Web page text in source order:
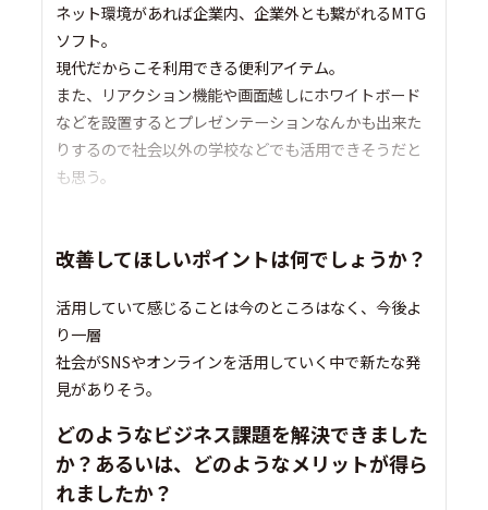
ネット環境があれば企業内、企業外とも繋がれるMTG
ソフト。
現代だからこそ利用できる便利アイテム。
また、リアクション機能や画面越しにホワイトボード
などを設置するとプレゼンテーションなんかも出来た
りするので社会以外の学校などでも活用できそうだと
も思う。
改善してほしいポイントは何でしょうか？
活用していて感じることは今のところはなく、今後よ
り一層
社会がSNSやオンラインを活用していく中で新たな発
見がありそう。
どのようなビジネス課題を解決できました
か？あるいは、どのようなメリットが得ら
れましたか？